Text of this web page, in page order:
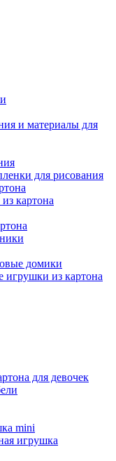
и материалы для
для рисования
картона
домики
из картона
для девочек
mini
игрушка